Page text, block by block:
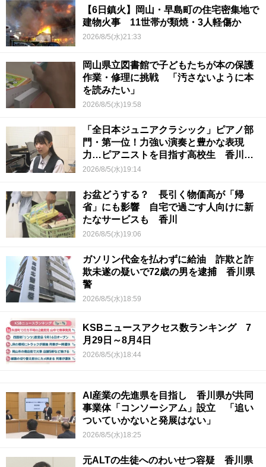
【6日鎮火】岡山・早島町の住宅密集地で
建物火事 11世帯が類焼・3人軽傷か
2026/8/5(水)21:33
岡山県立図書館で子どもたちが本の保護
作業・修理に挑戦 「汚さないように本
を読みたい」
2026/8/5(水)19:58
「全日本ジュニアクラシック」ピアノ部
門・第一位！力強い演奏と豊かな表現
力…ピアニストを目指す高校生 香川
【青春のキセキ】
2026/8/5(水)19:14
お盆どうする？ 長引く物価高が「帰
省」にも影響 自宅で過ごす人向けに新
たなサービスも 香川
2026/8/5(水)19:06
ガソリン代金を払わずに給油 詐欺と詐
欺未遂の疑いで72歳の男を逮捕 香川県
警
2026/8/5(水)18:59
KSBニュースアクセス数ランキング 7
月29日～8月4日
2026/8/5(水)18:44
AI産業の先進県を目指し 香川県が共同
事業体「コンソーシアム」設立 「追い
ついていかないと発展はない」
2026/8/5(水)18:25
元ALTの生徒へのわいせつ容疑 香川県